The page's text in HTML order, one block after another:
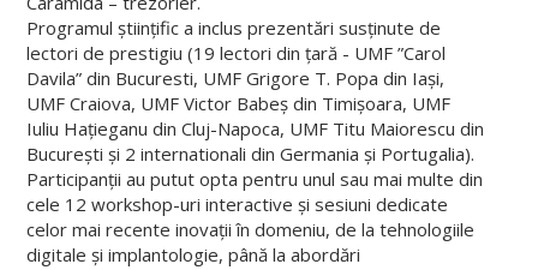
Programul științific a inclus prezentări susținute de
lectori de prestigiu (19 lectori din țară - UMF ”Carol
Davila” din Bucuresti, UMF Grigore T. Popa din Iași,
UMF Craiova, UMF Victor Babeș din Timișoara, UMF
Iuliu Hațieganu din Cluj-Napoca, UMF Titu Maiorescu din
București și 2 internationali din Germania și Portugalia).
Participanții au putut opta pentru unul sau mai multe din
cele 12 workshop-uri interactive și sesiuni dedicate
celor mai recente inovații în domeniu, de la tehnologiile
digitale și implantologie, până la abordări